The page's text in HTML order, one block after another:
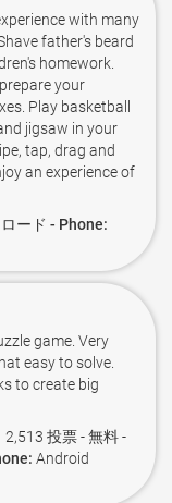
with many
father's beard
homework.
your
Play basketball
jigsaw in your
tap, drag and
an experience of
ード - Phone:
game. Very
easy to solve.
to create big
2,513 投票- 無料 -
Android